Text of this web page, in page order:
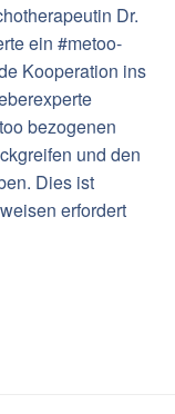
Dr.
ein #metoo-
Kooperation ins
bezogenen
und den
Dies ist
erfordert